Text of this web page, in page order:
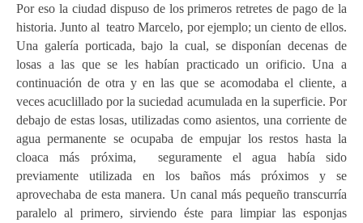
Por eso la ciudad dispuso de los primeros retretes de pago de la
historia. Junto al teatro Marcelo, por ejemplo; un ciento de ellos.
Una galería porticada, bajo la cual, se disponían decenas de
losas a las que se les habían practicado un orificio. Una a
continuación de otra y en las que se acomodaba el cliente, a
veces acuclillado por la suciedad acumulada en la superficie. Por
debajo de estas losas, utilizadas como asientos, una corriente de
agua permanente se ocupaba de empujar los restos hasta la
cloaca más próxima,
seguramente el agua había sido
previamente utilizada en los baños más próximos y se
aprovechaba de esta manera. Un canal más pequeño transcurría
paralelo al primero, sirviendo éste para limpiar las esponjas